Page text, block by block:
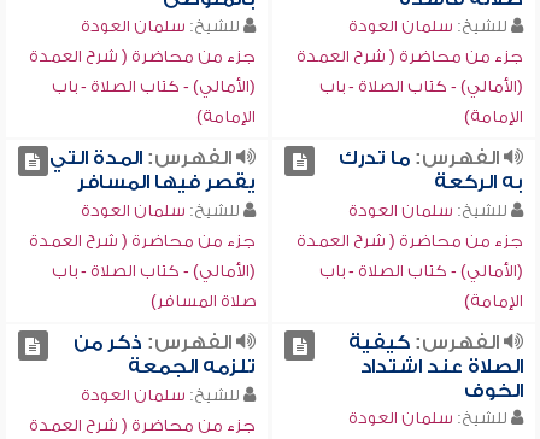
للشيخ: سلمان العودة
جزء من محاضرة ( شرح العمدة
(الأمالي) - كتاب الصلاة - باب
الإمامة)
للشيخ: سلمان العودة
جزء من محاضرة ( شرح العمدة
(الأمالي) - كتاب الصلاة - باب
الإمامة)
الفهرس:ما تدرك
به الركعة
للشيخ: سلمان العودة
جزء من محاضرة ( شرح العمدة
(الأمالي) - كتاب الصلاة - باب
الإمامة)
الفهرس:المدة التي
يقصر فيها المسافر
للشيخ: سلمان العودة
جزء من محاضرة ( شرح العمدة
(الأمالي) - كتاب الصلاة - باب
صلاة المسافر)
الفهرس:كيفية
الصلاة عند اشتداد
الخوف
للشيخ: سلمان العودة
الفهرس: ذكر من
تلزمه الجمعة
للشيخ: سلمان العودة
جزء من محاضرة ( شرح العمدة